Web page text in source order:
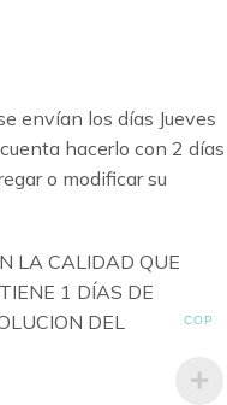
envían los días Jueves
hacerlo con 2 días
o modificar su
LA CALIDAD QUE
1 DÍAS DE
DEL
COP